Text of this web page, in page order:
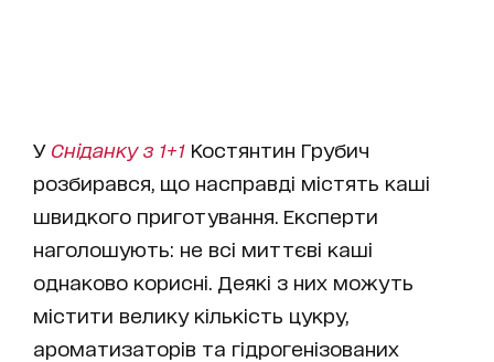
У Сніданку з 1+1 Костянтин Грубич
розбирався, що насправді містять каші
швидкого приготування. Експерти
наголошують: не всі миттєві каші
однаково корисні. Деякі з них можуть
містити велику кількість цукру,
ароматизаторів та гідрогенізованих